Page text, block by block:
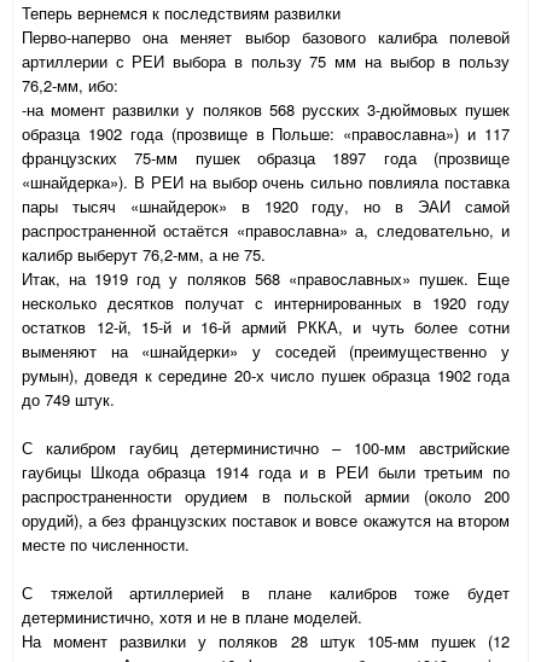
Теперь вернемся к последствиям развилки
Перво-наперво она меняет выбор базового калибра полевой
артиллерии с РЕИ выбора в пользу 75 мм на выбор в пользу
76,2-мм, ибо:
-на момент развилки у поляков 568 русских 3-дюймовых пушек
образца 1902 года (прозвище в Польше: «православна») и 117
французских 75-мм пушек образца 1897 года (прозвище
«шнайдерка»). В РЕИ на выбор очень сильно повлияла поставка
пары тысяч «шнайдерок» в 1920 году, но в ЭАИ самой
распространенной остаётся «православна» а, следовательно, и
калибр выберут 76,2-мм, а не 75.
Итак, на 1919 год у поляков 568 «православных» пушек. Еще
несколько десятков получат с интернированных в 1920 году
остатков 12-й, 15-й и 16-й армий РККА, и чуть более сотни
выменяют на «шнайдерки» у соседей (преимущественно у
румын), доведя к середине 20-х число пушек образца 1902 года
до 749 штук.
С калибром гаубиц детерминистично – 100-мм австрийские
гаубицы Шкода образца 1914 года и в РЕИ были третьим по
распространенности орудием в польской армии (около 200
орудий), а без французских поставок и вовсе окажутся на втором
месте по численности.
С тяжелой артиллерией в плане калибров тоже будет
детерминистично, хотя и не в плане моделей.
На момент развилки у поляков 28 штук 105-мм пушек (12